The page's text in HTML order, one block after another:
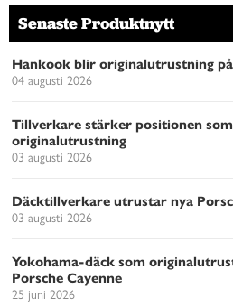
Senaste Produktnytt
Hankook blir originalutrustning
04 augusti 2026
Tillverkare stärker positionen
originalutrustning
03 augusti 2026
Däcktillverkare utrustar nya
03 augusti 2026
Yokohama-däck som
Porsche Cayenne
25 juni 2026